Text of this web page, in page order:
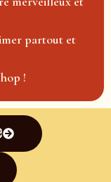
partout et
!